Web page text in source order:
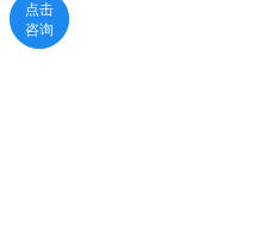
点击
咨询
点击
咨询